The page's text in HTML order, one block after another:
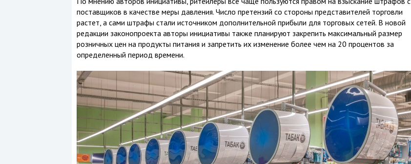
поставщиков в качестве меры давления. Число претензий со стороны представителей торговли
растет, а сами штрафы стали источником дополнительной прибыли для торговых сетей. В новой
редакции законопроекта авторы инициативы также планируют закрепить максимальный размер
розничных цен на продукты питания и запретить их изменение более чем на 20 процентов за
определенный период времени.